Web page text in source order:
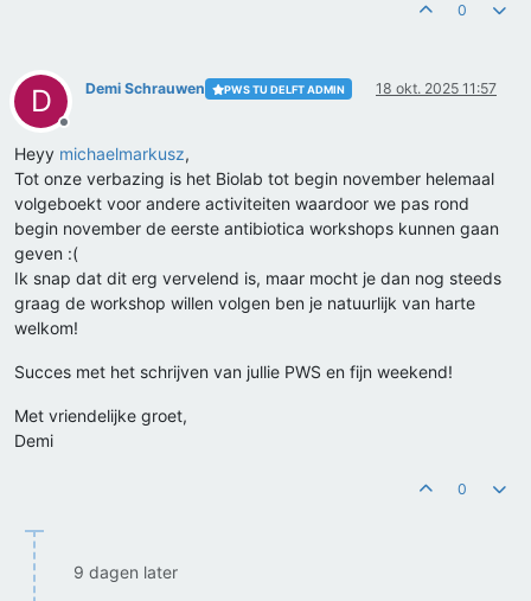
0
D
Offline
Demi Schrauwen PWS TU DELFT ADMIN 18 okt. 2025 11:57
Heyy michaelmarkusz,
Tot onze verbazing is het Biolab tot begin november helemaal
volgeboekt voor andere activiteiten waardoor we pas rond
begin november de eerste antibiotica workshops kunnen gaan
geven :(
Ik snap dat dit erg vervelend is, maar mocht je dan nog steeds
graag de workshop willen volgen ben je natuurlijk van harte
welkom!
Succes met het schrijven van jullie PWS en fijn weekend!
Met vriendelijke groet,
Demi
0
9 dagen later